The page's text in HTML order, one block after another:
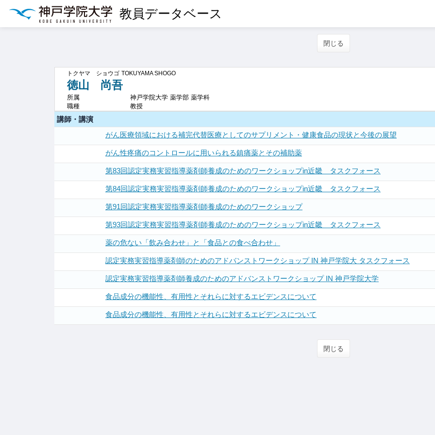
教員データベース
閉じる
トクヤマ ショウゴ TOKUYAMA SHOGO
徳山 尚吾
所属
神戸学院大学 薬学部 薬学科
職種
教授
講師・講演
がん医療領域における補完代替医療としてのサプリメント・健康食品の現状と今後の展望
がん性疼痛のコントロールに用いられる鎮痛薬とその補助薬
第83回認定実務実習指導薬剤師養成のためのワークショップin近畿 タスクフォース
第84回認定実務実習指導薬剤師養成のためのワークショップin近畿 タスクフォース
第91回認定実務実習指導薬剤師養成のためのワークショップ
第93回認定実務実習指導薬剤師養成のためのワークショップin近畿 タスクフォース
薬の危ない「飲み合わせ」と「食品との食べ合わせ」
認定実務実習指導薬剤師のためのアドバンストワークショップ IN 神戸学院大 タスクフォース
認定実務実習指導薬剤師養成のためのアドバンストワークショップ IN 神戸学院大学
食品成分の機能性、有用性とそれらに対するエビデンスについて
食品成分の機能性、有用性とそれらに対するエビデンスについて
閉じる